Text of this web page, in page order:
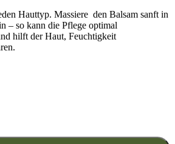
Hauttyp. Massiere den Balsam sanft in
– so kann die Pflege optimal
hilft der Haut, Feuchtigkeit
römischer Kamille Menge